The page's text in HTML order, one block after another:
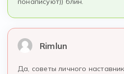
Rimlun
Да, советы личного